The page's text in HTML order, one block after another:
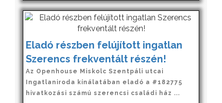
Eladó részben felújított ingatlan
Szerencs frekventált részén!
Az Openhouse Miskolc Szentpáli utcai
Ingatlaniroda kínálatában eladó a #182775
hivatkozási számú szerencsi családi ház ...